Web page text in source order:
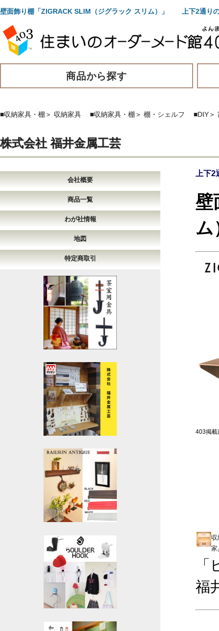
壁面飾り棚「ZIGRACK SLIM（ジグラック スリム）」 上下2通りの
商品から探す
■収納家具・棚 ＞ 収納家具 ■収納家具・棚 ＞ 棚・シェルフ ■DIY＞
株式会社 福井金属工芸
会社概要
商品一覧
わが社情報
地図
特定商取引
上下
壁
ム
403掲載
家
福